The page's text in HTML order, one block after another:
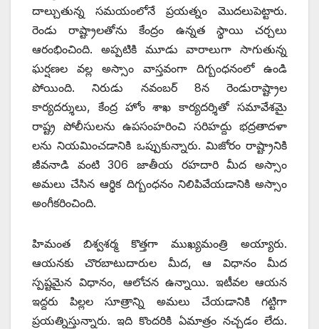
దాల్చుతున్న సమయంలోనే ప్రయత్నం మొదలుపెట్టారు.
రెండు రాష్ట్రాలతోను కేంద్రం ఉన్నత స్థాయి చర్చలు
ఆరంభించింది. అప్పటికి మూడు వారాలుగా సాగుతున్న
ఘర్షణల వల్ల అస్సాం వాస్తవంగా దిగ్బంధనంలో ఉండి
పోయింది. నిరుడు నవంబర్‌ 8‌న రెండురాష్ట్రాల
కార్యదర్శులు, కేంద్ర హోం శాఖ కార్యదర్శితో సమావేశమై
రాష్ట్ర పోలీసులను ఉపసంహరించి సరిహద్దు భద్రతాదళా
లను నియమించడానికి ఒప్పుకున్నారు. మిజోరం రాష్ట్రానికి
జీవనాడి వంటి 306 జాతీయ రహదారి మీద అస్సాం
అమలు చేసిన ఆర్థిక దిగ్బంధనం నిలిపివేయడానికి అస్సాం
అంగీకరించింది.
హిమంత బిశ్వశర్మ కొత్తగా ముఖ్యమంత్రి అయ్యారు.
ఆయనకు చొరబాటుదారుల మీద, ఆ విధానం మీద
స్పష్టమైన విధానం, ఆలోచన ఉన్నాయి. ఇటీవల ఆయన
ఇద్దరు పిల్లల సూత్రాన్ని అమలు చేయడానికి గట్టిగా
ప్రయత్నిస్తున్నారు. ఇది కొందరికి ఏమాత్రం నచ్చడం లేదు.